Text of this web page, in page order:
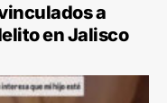
a
en Jalisco